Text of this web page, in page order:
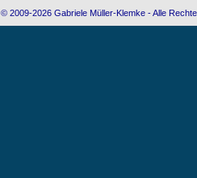
© 2009-2026 Gabriele Müller-Klemke - Alle